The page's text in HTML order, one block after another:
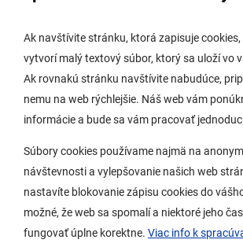
Ak navštívite stránku, ktorá zapisuje
vytvorí malý textový súbor, ktorý sa uloží vo
Ak rovnakú stránku navštívite nabudúce,
nemu na web rýchlejšie. Náš web vám
informácie a bude sa vám pracovať
Súbory cookies používame najmä na
návštevnosti a vylepšovanie našich web
nastavíte blokovanie zápisu cookies do
možné, že web sa spomalí a niektoré jeho
fungovať úplne korektne. Viac info k
Potrebujem vybaviť
Samospráva
O Lamači
Mobilná aplikácia